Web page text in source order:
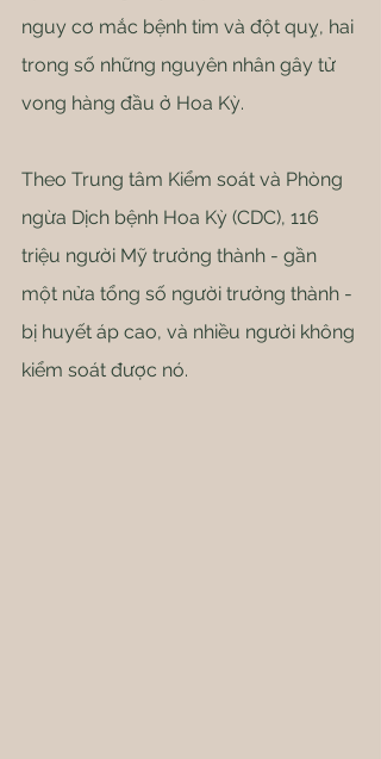
nguy cơ mắc bệnh tim và đột quỵ, hai
trong số những nguyên nhân gây tử
vong hàng đầu ở Hoa Kỳ.
Theo Trung tâm Kiểm soát và Phòng
ngừa Dịch bệnh Hoa Kỳ (CDC), 116
triệu người Mỹ trưởng thành - gần
một nửa tổng số người trưởng thành -
bị huyết áp cao, và nhiều người không
kiểm soát được nó.